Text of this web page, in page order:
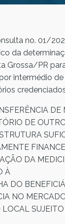
no. 01/
da
Grossa/PR
intermédio
DE
DA
À
DO
NO